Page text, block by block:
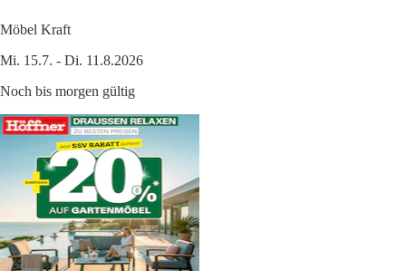
Möbel Kraft
Mi. 15.7. - Di. 11.8.2026
Noch bis morgen gültig